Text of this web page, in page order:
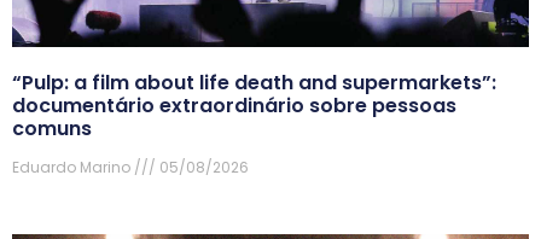
“Pulp: a film about life death and supermarkets”:
documentário extraordinário sobre pessoas
comuns
Eduardo Marino 05/08/2026